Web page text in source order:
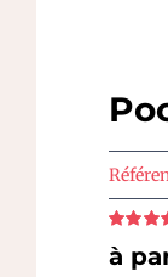
Note
5
à